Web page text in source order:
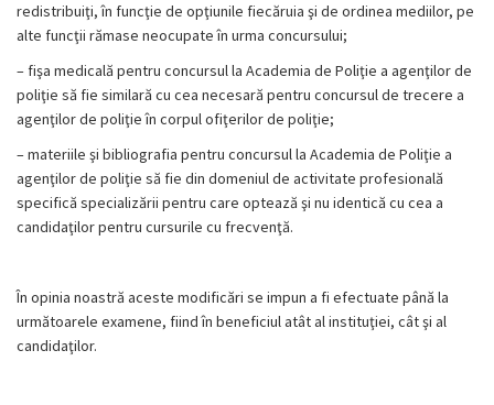
redistribuiţi, în funcţie de opţiunile fiecăruia şi de ordinea mediilor, pe
alte funcţii rămase neocupate în urma concursului;
– fişa medicală pentru concursul la Academia de Poliţie a agenţilor de
poliţie să fie similară cu cea necesară pentru concursul de trecere a
agenţilor de poliţie în corpul ofiţerilor de poliţie;
– materiile şi bibliografia pentru concursul la Academia de Poliţie a
agenţilor de poliţie să fie din domeniul de activitate profesională
specifică specializării pentru care optează şi nu identică cu cea a
candidaţilor pentru cursurile cu frecvenţă.
În opinia noastră aceste modificări se impun a fi efectuate până la
următoarele examene, fiind în beneficiul atât al instituţiei, cât şi al
candidaţilor.